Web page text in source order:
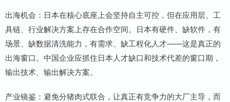
出海机会：日本在核心底座上会坚持自主可控，但在应用层、工
具链、行业解决方案上存在合作空间。日本有硬件、缺软件，有
场景、缺数据清洗能力，有需求、缺工程化人才——这是真正的
出海窗口。中国企业应抓住日本人才缺口和技术代差的窗口期，
输出技术、输出解决方案。
产业镜鉴：避免分猪肉式联合，让真正有竞争力的大厂主导，而